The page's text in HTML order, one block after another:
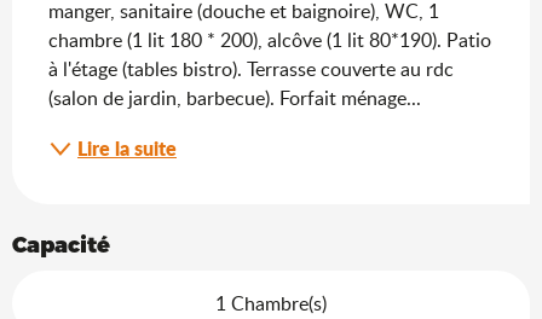
manger, sanitaire (douche et baignoire), WC, 1
chambre (1 lit 180 * 200), alcôve (1 lit 80*190). Patio
à l'étage (tables bistro). Terrasse couverte au rdc
(salon de jardin, barbecue). Forfait ménage...
Lire la suite
Capacité
1 Chambre(s)